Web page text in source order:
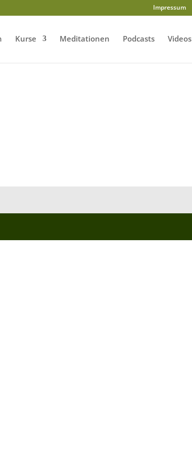
Impressum
Kurse Meditationen Podcasts Videos